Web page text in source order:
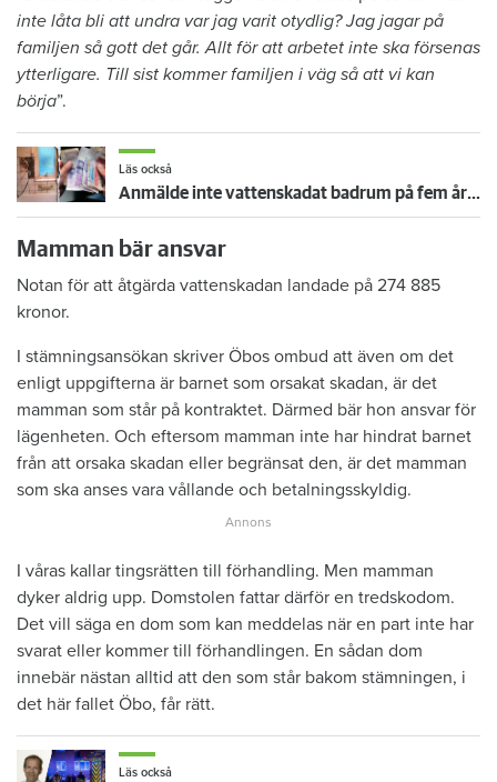
inte låta bli att undra var jag varit otydlig? Jag jagar på
familjen så gott det går. Allt för att arbetet inte ska försenas
ytterligare. Till sist kommer familjen i väg så att vi kan
börja”.
Läs också
Anmälde inte vattenskadat badrum på fem år – krävs på 125 000 kronor
Mamman bär ansvar
Notan för att åtgärda vattenskadan landade på 274 885
kronor.
I stämningsansökan skriver Öbos ombud att även om det
enligt uppgifterna är barnet som orsakat skadan, är det
mamman som står på kontraktet. Därmed bär hon ansvar för
lägenheten. Och eftersom mamman inte har hindrat barnet
från att orsaka skadan eller begränsat den, är det mamman
som ska anses vara vållande och betalningsskyldig.
I våras kallar tingsrätten till förhandling. Men mamman
dyker aldrig upp. Domstolen fattar därför en tredskodom.
Det vill säga en dom som kan meddelas när en part inte har
svarat eller kommer till förhandlingen. En sådan dom
innebär nästan alltid att den som står bakom stämningen, i
det här fallet Öbo, får rätt.
Läs också